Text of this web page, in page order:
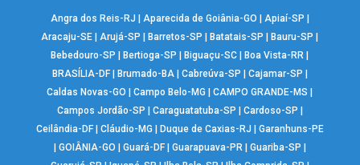
Angra dos Reis-RJ Aparecida de Goiânia-GO Apiaí-SP
Aracaju-SE |Arujá-SP Barretos-SP Batatais-SP Bauru-SP
Bebedouro-SP
Bertioga-SP Biguaçu-SC Boa Vista-RR
BRASÍLIA-DF| Brumado-BA| Cabreúva-SP Cajamar-SP
Caldas Novas-GO
|Campo Belo-MG |CAMPO GRANDE-MS
Campos Jordão-SP
Caraguatatuba-SP Cardoso-SP
Ceilândia-DF| Cláudio-MG Duque de Caxias-RJ
Garanhuns-PE
GOIÂNIA-GO Guará-DF| Guarapuava-PR| Guariba-SP